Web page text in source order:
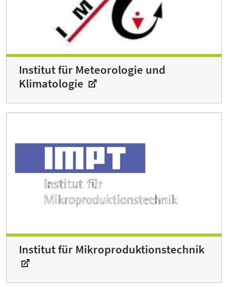
Institut für Meteorologie und
Klimatologie
Institut für Mikro­produktionstechnik